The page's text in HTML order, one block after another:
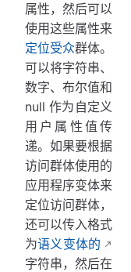
属性，然后可以
使用这些属性来
定位受众群体。
可以将字符串、
数字、布尔值和
null 作为自定义
用户属性值传
递。如果要根据
访问群体使用的
应用程序变体来
定位访问群体，
还可以传入格式
为语义变体的
字符串，然后在